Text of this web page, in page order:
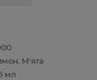
М'ята
мл